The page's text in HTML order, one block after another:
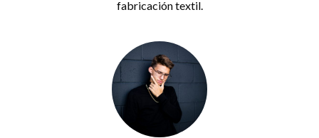
fabricación textil.